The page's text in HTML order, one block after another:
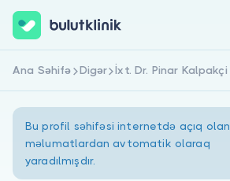
Qeydiyyat
Ana Səhifə Digər İxt. Dr. Pinar Kalpakçi
Bu profil səhifəsi internetdə açıq olan
məlumatlardan avtomatik olaraq
yaradılmışdır.